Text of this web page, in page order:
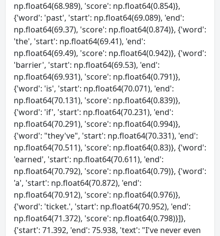
np.float64(68.989), 'score': np.float64(0.854)},
{'word': 'past', 'start': np.float64(69.089), 'end':
np.float64(69.37), 'score': np.float64(0.874)}, {'word':
'the', 'start': np.float64(69.41), 'end':
np.float64(69.49), 'score': np.float64(0.942)}, {'word':
'barrier', 'start': np.float64(69.53), 'end':
np.float64(69.931), 'score': np.float64(0.791)},
{'word': 'is', 'start': np.float64(70.071), 'end':
np.float64(70.131), 'score': np.float64(0.839)},
{'word': 'if', 'start': np.float64(70.231), 'end':
np.float64(70.291), 'score': np.float64(0.994)},
{'word': "they've", 'start': np.float64(70.331), 'end':
np.float64(70.511), 'score': np.float64(0.83)}, {'word':
'earned', 'start': np.float64(70.611), 'end':
np.float64(70.792), 'score': np.float64(0.79)}, {'word':
'a', 'start': np.float64(70.872), 'end':
np.float64(70.912), 'score': np.float64(0.976)},
{'word': 'ticket.', 'start': np.float64(70.952), 'end':
np.float64(71.372), 'score': np.float64(0.798)}]},
{'start': 71.392, 'end': 75.938, 'text': "I've never even